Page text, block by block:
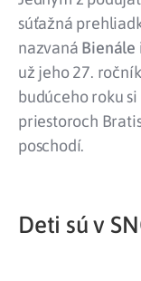
súťažná
nazvaná Bienále
už jeho 27.
budúceho roku
priestoroch
poschodí.
Deti sú v